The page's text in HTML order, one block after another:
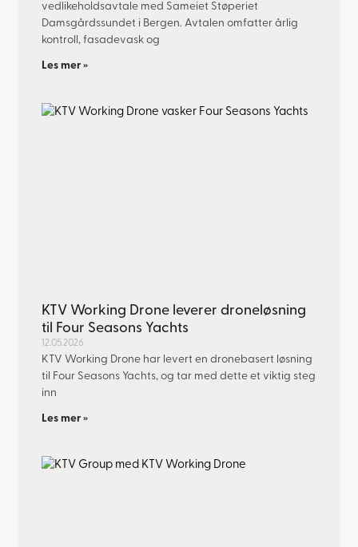
vedlikeholdsavtale med Sameiet Støperiet
Damsgårdssundet i Bergen. Avtalen omfatter årlig
kontroll, fasadevask og
Les mer »
KTV Working Drone leverer droneløsning
til Four Seasons Yachts
12.05.2026
KTV Working Drone har levert en dronebasert løsning
til Four Seasons Yachts, og tar med dette et viktig steg
inn
Les mer »